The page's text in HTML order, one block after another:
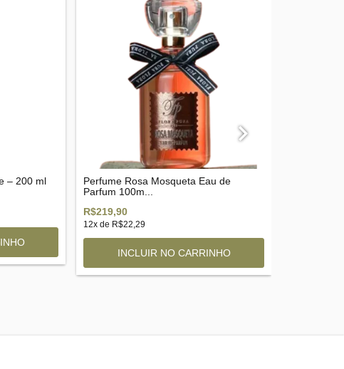
– 200 ml
Perfume Rosa Mosqueta Eau de
Parfum 100m...
R$219,90
12x de R$22,29